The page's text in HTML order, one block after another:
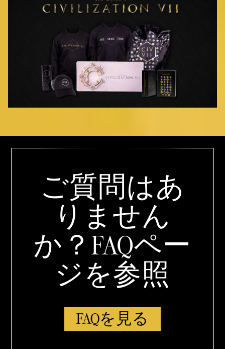
ご質問はあ
りません
か？FAQペー
ジを参照
FAQを見る